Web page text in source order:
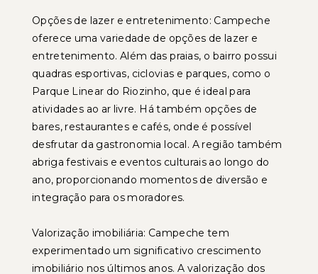
Opções de lazer e entretenimento: Campeche
oferece uma variedade de opções de lazer e
entretenimento. Além das praias, o bairro possui
quadras esportivas, ciclovias e parques, como o
Parque Linear do Riozinho, que é ideal para
atividades ao ar livre. Há também opções de
bares, restaurantes e cafés, onde é possível
desfrutar da gastronomia local. A região também
abriga festivais e eventos culturais ao longo do
ano, proporcionando momentos de diversão e
integração para os moradores.
Valorização imobiliária: Campeche tem
experimentado um significativo crescimento
imobiliário nos últimos anos. A valorização dos